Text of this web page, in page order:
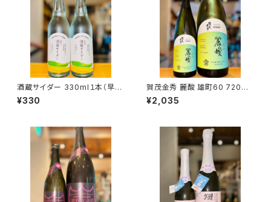
酒蔵サイダー 330ml１本（早川
酒造・三重県三重郡菰野町）
¥330
賀茂金秀 麗酸 雄町60 720ml
１本（金光酒造・広島県東広島市
黒瀬町）
¥2,035